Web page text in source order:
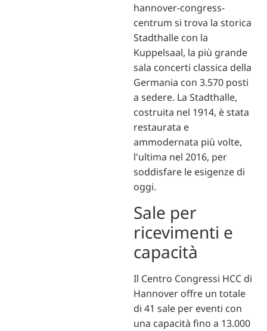
hannover-congress-
centrum si trova la storica
Stadthalle con la
Kuppelsaal, la più grande
sala concerti classica della
Germania con 3.570 posti
a sedere. La Stadthalle,
costruita nel 1914, è stata
restaurata e
ammodernata più volte,
l'ultima nel 2016, per
soddisfare le esigenze di
oggi.
Sale per
ricevimenti e
capacità
Il Centro Congressi HCC di
Hannover offre un totale
di 41 sale per eventi con
una capacità fino a 13.000